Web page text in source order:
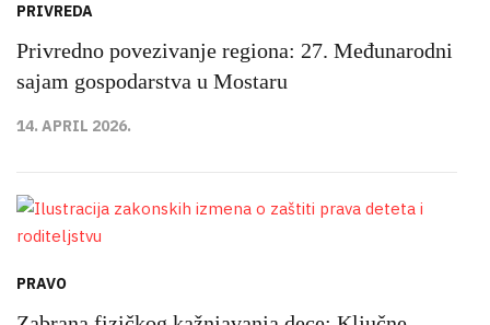
PRIVREDA
Privredno povezivanje regiona: 27. Međunarodni
sajam gospodarstva u Mostaru
14. APRIL 2026.
PRAVO